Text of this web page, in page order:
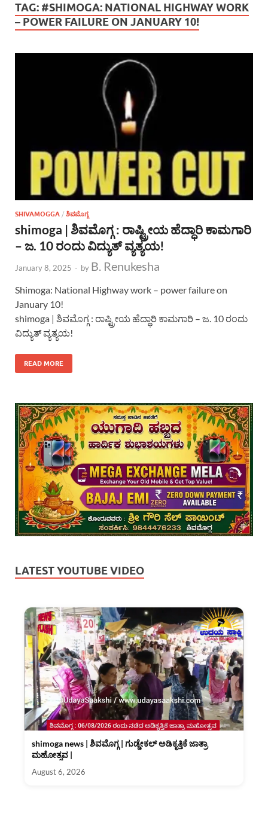
TAG: #SHIMOGA: NATIONAL HIGHWAY WORK
– POWER FAILURE ON JANUARY 10!
SHIVAMOGGA / ಶಿವಮೊಗ್ಗ
shimoga | ಶಿವಮೊಗ್ಗ : ರಾಷ್ಟ್ರೀಯ ಹೆದ್ಧಾರಿ ಕಾಮಗಾರಿ
– ಜ. 10 ರಂದು ವಿದ್ಯುತ್ ವ್ಯತ್ಯಯ!
January 8, 2025 - by B. Renukesha
Shimoga: National Highway work – power failure on
January 10!
shimoga | ಶಿವಮೊಗ್ಗ : ರಾಷ್ಟ್ರೀಯ ಹೆದ್ಧಾರಿ ಕಾಮಗಾರಿ – ಜ. 10 ರಂದು
ವಿದ್ಯುತ್ ವ್ಯತ್ಯಯ!
READ MORE
LATEST YOUTUBE VIDEO
shimoga news | ಶಿವಮೊಗ್ಗ | ಗುಡ್ಡೇಕಲ್ ಅಡಿಕೃತ್ತಿಕೆ ಜಾತ್ರಾ
ಮಹೋತ್ಸವ |
August 6, 2026